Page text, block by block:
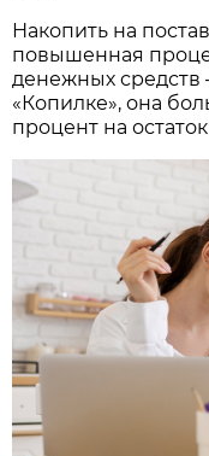
Накопить на
повышенная
денежных средств
«Копилке», она
процент на